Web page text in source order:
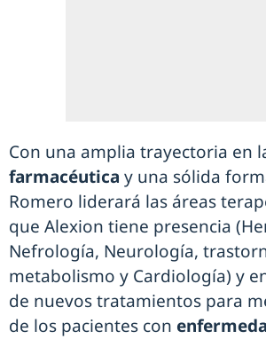
Con una amplia trayectoria en
farmacéutica y una sólida
Romero liderará las áreas
que Alexion tiene presencia
Nefrología, Neurología,
metabolismo y Cardiología) y
de nuevos tratamientos para
de los pacientes con